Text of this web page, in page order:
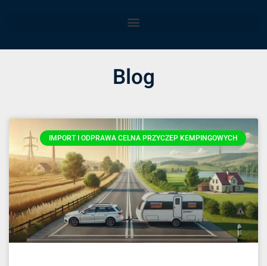
Blog
IMPORT I ODPRAWA CELNA PRZYCZEP KEMPINGOWYCH